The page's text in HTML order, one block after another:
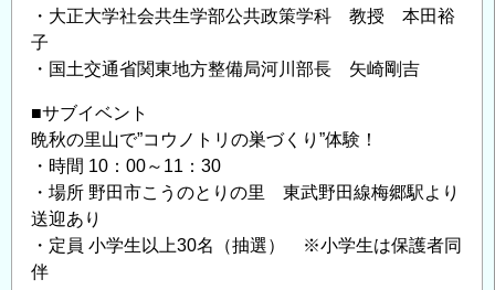
・大正大学社会共生学部公共政策学科 教授 本田裕
子
・国土交通省関東地方整備局河川部長 矢崎剛吉
■サブイベント
晩秋の里山で”コウノトリの巣づくり”体験！
・時間 10：00～11：30
・場所 野田市こうのとりの里 東武野田線梅郷駅より
送迎あり
・定員 小学生以上30名（抽選） ※小学生は保護者同
伴